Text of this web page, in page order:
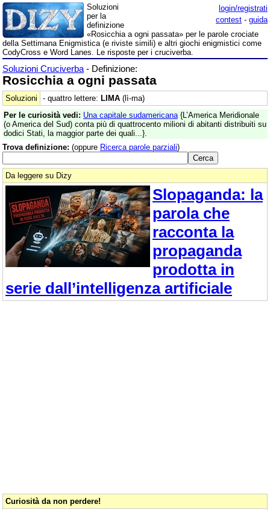
login/registrati
contest - guida
Soluzioni
per la
definizione
«Rosicchia a ogni passata» per le parole crociate
della Settimana Enigmistica (e riviste simili) e altri giochi enigmistici come
CodyCross e Word Lanes. Le risposte per i cruciverba.
Soluzioni Cruciverba - Definizione:
Rosicchia a ogni passata
Soluzioni - quattro lettere: LIMA (lì-ma)
Per le curiosità vedi: Una capitale sudamericana {L’America Meridionale
(o America del Sud) conta più di quattrocento milioni di abitanti distribuiti su
dodici Stati, la maggior parte dei quali...}.
Trova definizione: (oppure Ricerca parole parziali)
Da leggere su Dizy
Slopaganda: la
parola che
racconta la
propaganda
prodotta in
serie dall’intelligenza artificiale
Curiosità da non perdere!